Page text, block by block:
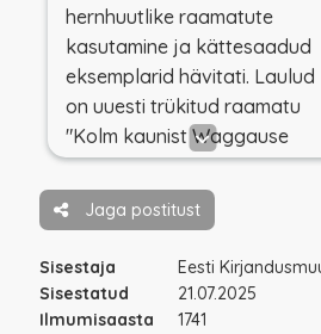
hernhuutlike raamatute
kasutamine ja kättesaadud
eksemplarid hävitati. Laulud
on uuesti trükitud raamatu
"Kolm kaunist Waggause
Eenkojut" lisas 1776.
Jaga postitust
Sisestaja
Eesti
Sisestatud
21.07.2025
Ilmumisaasta
1741